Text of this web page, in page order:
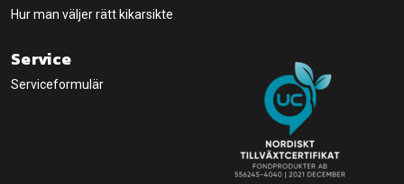
Hur man väljer rätt kikarsikte
Service
Serviceformulär